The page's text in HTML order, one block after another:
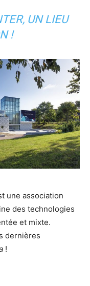
UN LIEU
!
une association
des technologies
et mixte.
dernières
!